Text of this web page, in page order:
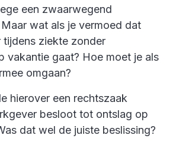
een zwaarwegend
wat als je vermoed dat
tijdens ziekte zonder
vakantie gaat? Hoe moet je als
omgaan?
hierover een rechtszaak
besloot tot ontslag op
dat wel de juiste beslissing?